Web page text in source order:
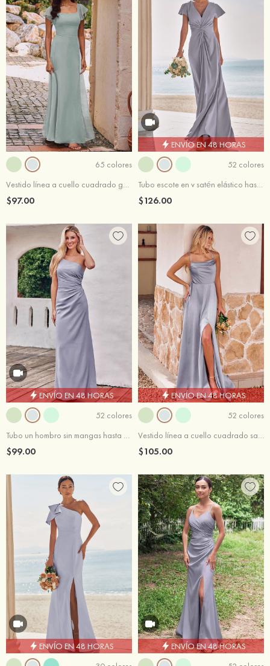
65 colores
Vestido línea a cuello cuadrado gasa hasta el suelo vestido de dama de honor
$97.00
ENVÍO EN 48 HORAS
52 colores
Tubo escote en v satén elástico hasta el suelo vestido de dama de honor
$126.00
ENVÍO EN 48 HORAS
52 colores
Tubo un hombro sin mangas hasta el suelo satén elástico vestido de dama de honor
$99.00
ENVÍO EN 48 HORAS
52 colores
Vestido línea a cuello cuadrado satén elástico hasta el suelo vestido de dama de honor
$105.00
ENVÍO EN 48 HORAS
ENVÍO EN 48 HORAS